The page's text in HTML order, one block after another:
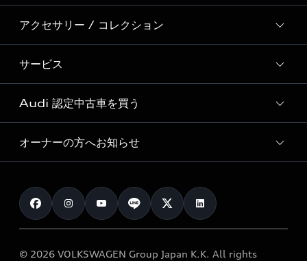
Audi Sport
Formula 1®
デジタルサービス
新車在庫検索
試乗車・展示車検索
見積り依頼
試乗予約
モデル一覧
特別仕様モデル / 限定モデル
e-tronラインアップ
価格シミュレーション
車両比較
カタログ一覧
アクセサリー / コレクション
純正アクセサリー
オンラインショップ
Audi collection
アウディナビアプリ
サービス
サービス入庫予約
サービスプログラム
メンテナンス
車検 / 定期点検
e-tronアフターサポート
Audi 認定中古車を買う
Audi認定中古車
クオリティ
保証
メンテナンス
オーナーの方へお知らせ
お知らせ
オーナー様向けキャンペーン
© 2026 VOLKSWAGEN Group Japan K.K. All rights